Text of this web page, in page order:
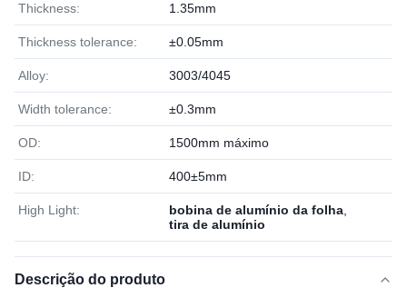
Thickness: 1.35mm
Thickness tolerance: ±0.05mm
Alloy: 3003/4045
Width tolerance: ±0.3mm
OD: 1500mm máximo
ID: 400±5mm
High Light: bobina de alumínio da folha
tira de alumínio
Descrição do produto